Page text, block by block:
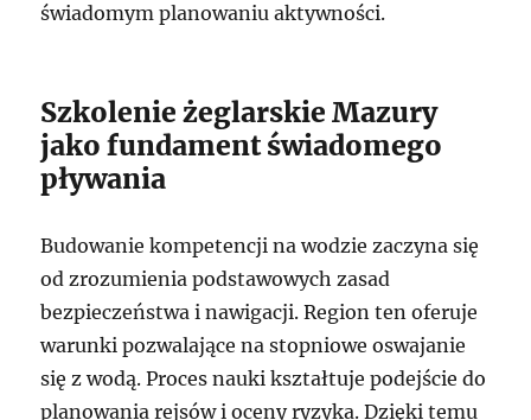
świadomym planowaniu aktywności.
Szkolenie żeglarskie Mazury
jako fundament świadomego
pływania
Budowanie kompetencji na wodzie zaczyna się
od zrozumienia podstawowych zasad
bezpieczeństwa i nawigacji. Region ten oferuje
warunki pozwalające na stopniowe oswajanie
się z wodą. Proces nauki kształtuje podejście do
planowania rejsów i oceny ryzyka. Dzięki temu